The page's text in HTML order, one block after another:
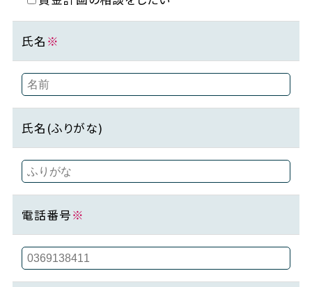
氏名 ※
氏名(ふりがな)
電話番号※